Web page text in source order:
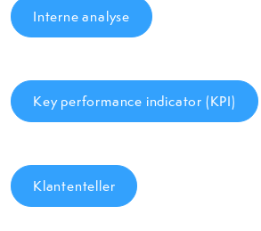
Interne analyse
Key performance indicator (KPI)
Klantenteller